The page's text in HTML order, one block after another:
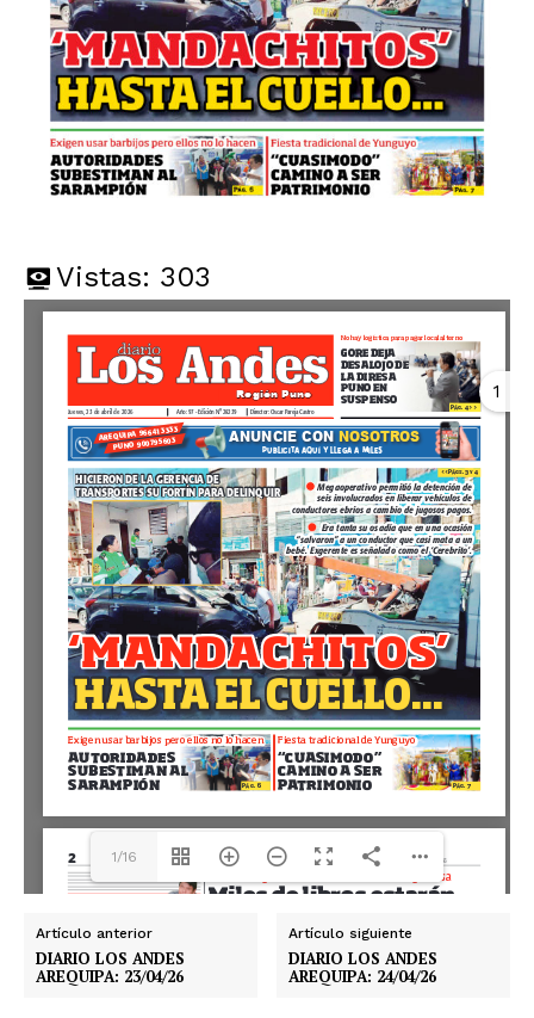
Vistas: 303
1/16
1
Artículo anterior
DIARIO LOS ANDES
AREQUIPA: 23/04/26
Artículo siguiente
DIARIO LOS ANDES
AREQUIPA: 24/04/26